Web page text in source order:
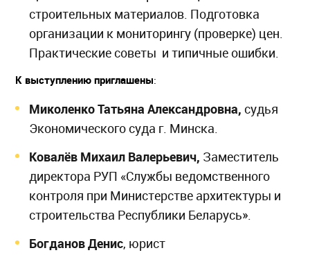
строительных материалов. Подготовка
организации к мониторингу (проверке) цен.
Практические советы и типичные ошибки.
К выступлению приглашены:
Миколенко Татьяна Александровна, судья
Экономического суда г. Минска.
Ковалёв Михаил Валерьевич, Заместитель
директора РУП «Службы ведомственного
контроля при Министерстве архитектуры и
строительства Республики Беларусь».
Богданов Денис, юрист